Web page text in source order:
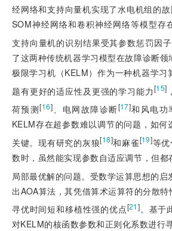
经网络和支持向量机实现了水电机组的
SOM神经网络和卷积神经网络等模型存
支持向量机的识别结果受其参数惩罚因
了这两种传统机器学习模型在故障诊断
极限学习机（KELM）作为一种机器学习
题有更好的适应性及更强的学习能力[15]
荷预测[16]、电网故障诊断[17]和风电功
KELM存在超参数难以调节的问题，如何
关键。现有研究的灰狼[18]和麻雀[19]等
数时，虽然能实现参数自适应调节，但都
局部最优解的问题。受数学运算思想的
出AOA算法，其凭借算术运算符的分散特
寻优时间短和移植性强的优点[21]。基于
对KELM的核函数参数和正则化系数进行